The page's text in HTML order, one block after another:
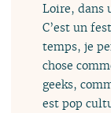
Loire, dans
C’est un
temps, je
chose
geeks,
est pop